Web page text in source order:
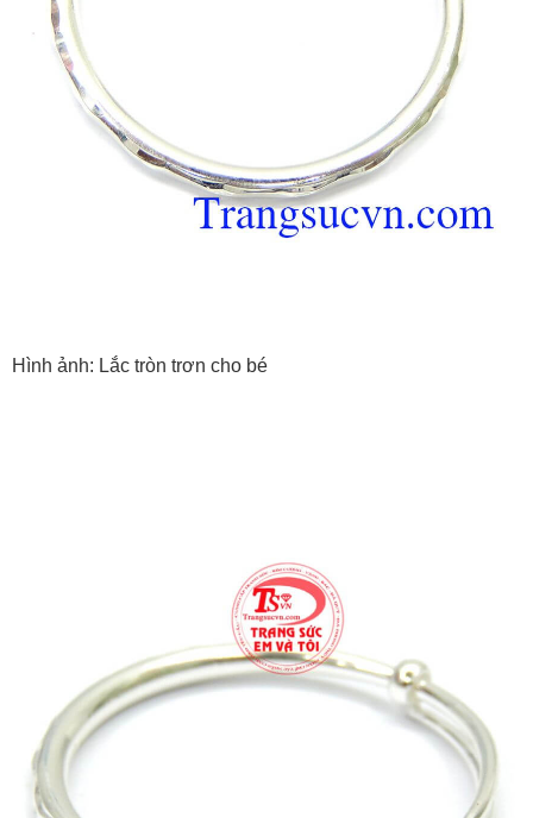
Hình ảnh: Lắc tròn trơn cho bé